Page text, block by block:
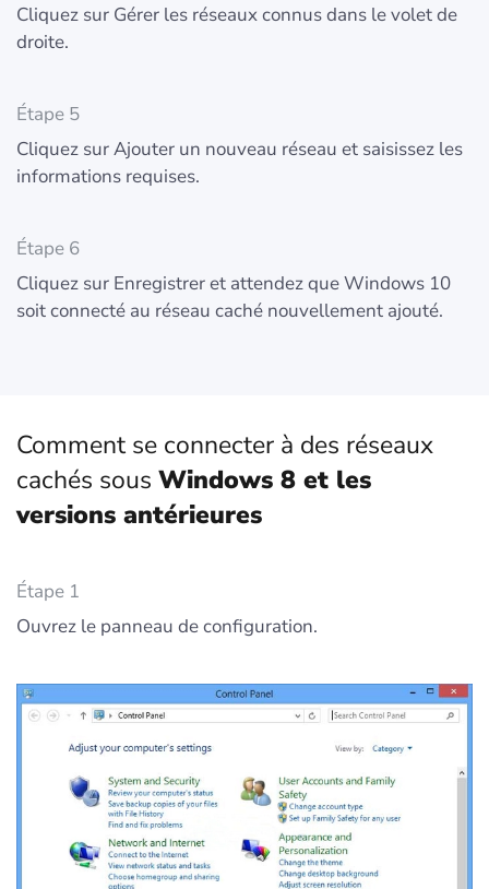
Cliquez sur Gérer les réseaux connus dans le volet de
droite.
Étape 5
Cliquez sur Ajouter un nouveau réseau et saisissez les
informations requises.
Étape 6
Cliquez sur Enregistrer et attendez que Windows 10
soit connecté au réseau caché nouvellement ajouté.
Comment se connecter à des réseaux
cachés sous Windows 8 et les
versions antérieures
Étape 1
Ouvrez le panneau de configuration.